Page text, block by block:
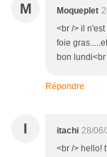
M Moqueplet
<br /> il
foie
bon lundi<br
Répondre
I itachi 28/
<br /> hello!